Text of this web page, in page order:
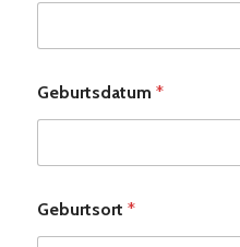
Geburtsdatum *
Geburtsort *